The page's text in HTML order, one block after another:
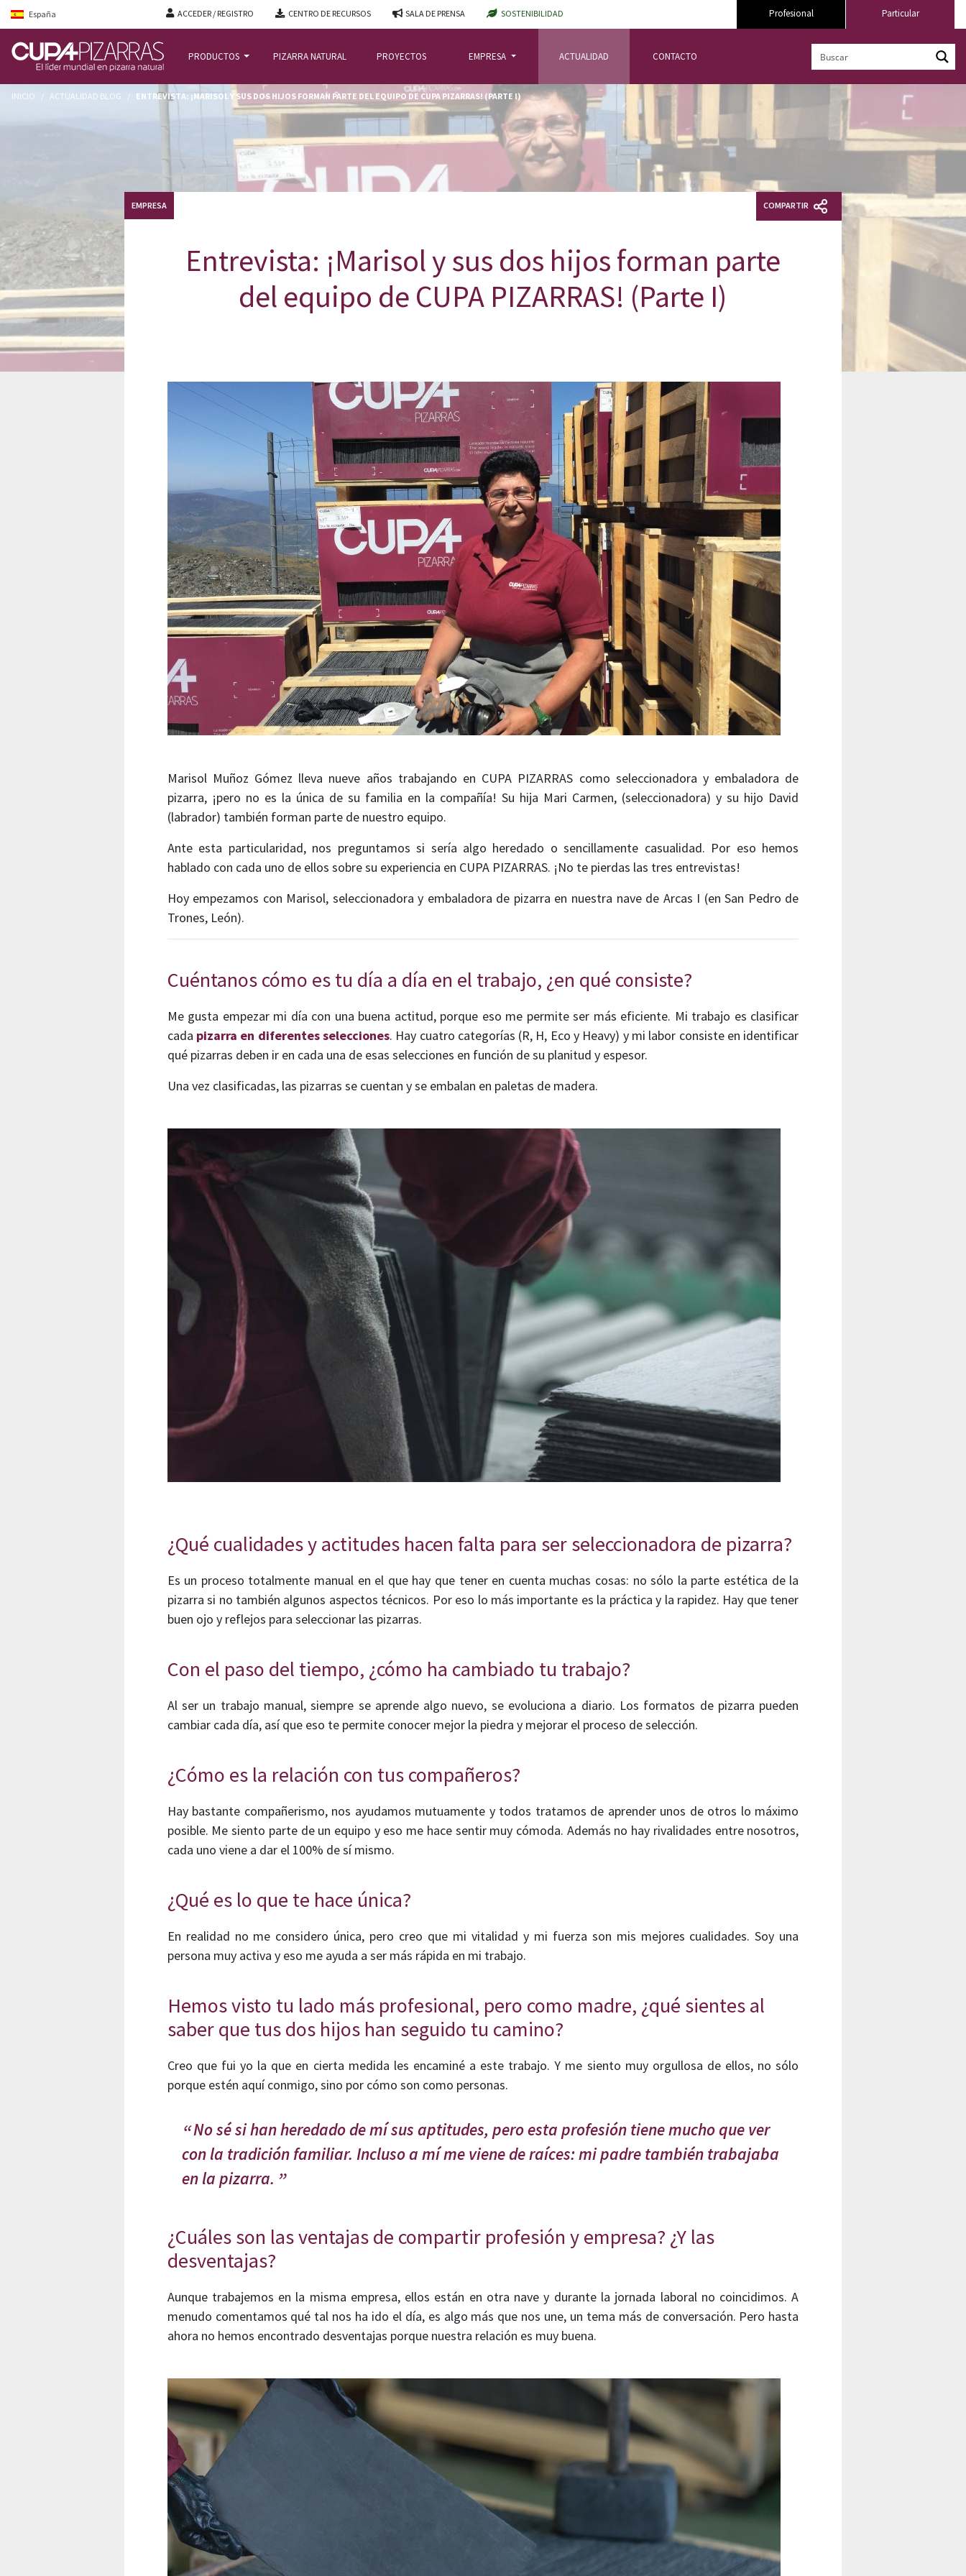
España ACCEDER / REGISTRO CENTRO DE RECURSOS SALA DE PRENSA SOSTENIBILIDAD Particular
Profesional
PRODUCTOS PIZARRA NATURAL PROYECTOS EMPRESA ACTUALIDAD CONTACTO
INICIO / ACTUALIDAD BLOG / ENTREVISTA: ¡MARISOL Y SUS DOS HIJOS FORMAN PARTE DEL EQUIPO DE CUPA PIZARRAS! (PARTE I)
EMPRESA COMPARTIR
Entrevista: ¡Marisol y sus dos hijos forman parte
del equipo de CUPA PIZARRAS! (Parte I)
Marisol Muñoz Gómez lleva nueve años trabajando en CUPA PIZARRAS como seleccionadora y embaladora de
pizarra, ¡pero no es la única de su familia en la compañía! Su hija Mari Carmen, (seleccionadora) y su hijo David
(labrador) también forman parte de nuestro equipo.
Ante esta particularidad, nos preguntamos si sería algo heredado o sencillamente casualidad. Por eso hemos
hablado con cada uno de ellos sobre su experiencia en CUPA PIZARRAS. ¡No te pierdas las tres entrevistas!
Hoy empezamos con Marisol, seleccionadora y embaladora de pizarra en nuestra nave de Arcas I (en San Pedro de
Trones, León).
Cuéntanos cómo es tu día a día en el trabajo, ¿en qué consiste?
Me gusta empezar mi día con una buena actitud, porque eso me permite ser más eficiente. Mi trabajo es clasificar
cada pizarra en diferentes selecciones. Hay cuatro categorías (R, H, Eco y Heavy) y mi labor consiste en identificar
qué pizarras deben ir en cada una de esas selecciones en función de su planitud y espesor.
Una vez clasificadas, las pizarras se cuentan y se embalan en paletas de madera.
¿Qué cualidades y actitudes hacen falta para ser seleccionadora de pizarra?
Es un proceso totalmente manual en el que hay que tener en cuenta muchas cosas: no sólo la parte estética de la
pizarra si no también algunos aspectos técnicos. Por eso lo más importante es la práctica y la rapidez. Hay que tener
buen ojo y reflejos para seleccionar las pizarras.
Con el paso del tiempo, ¿cómo ha cambiado tu trabajo?
Al ser un trabajo manual, siempre se aprende algo nuevo, se evoluciona a diario. Los formatos de pizarra pueden
cambiar cada día, así que eso te permite conocer mejor la piedra y mejorar el proceso de selección.
¿Cómo es la relación con tus compañeros?
Hay bastante compañerismo, nos ayudamos mutuamente y todos tratamos de aprender unos de otros lo máximo
posible. Me siento parte de un equipo y eso me hace sentir muy cómoda. Además no hay rivalidades entre nosotros,
cada uno viene a dar el 100% de sí mismo.
¿Qué es lo que te hace única?
En realidad no me considero única, pero creo que mi vitalidad y mi fuerza son mis mejores cualidades. Soy una
persona muy activa y eso me ayuda a ser más rápida en mi trabajo.
Hemos visto tu lado más profesional, pero como madre, ¿qué sientes al
saber que tus dos hijos han seguido tu camino?
Creo que fui yo la que en cierta medida les encaminé a este trabajo. Y me siento muy orgullosa de ellos, no sólo
porque estén aquí conmigo, sino por cómo son como personas.
No sé si han heredado de mí sus aptitudes, pero esta profesión tiene mucho que ver
con la tradición familiar. Incluso a mí me viene de raíces: mi padre también trabajaba
en la pizarra.
¿Cuáles son las ventajas de compartir profesión y empresa? ¿Y las
desventajas?
Aunque trabajemos en la misma empresa, ellos están en otra nave y durante la jornada laboral no coincidimos. A
menudo comentamos qué tal nos ha ido el día, es algo más que nos une, un tema más de conversación. Pero hasta
ahora no hemos encontrado desventajas porque nuestra relación es muy buena.